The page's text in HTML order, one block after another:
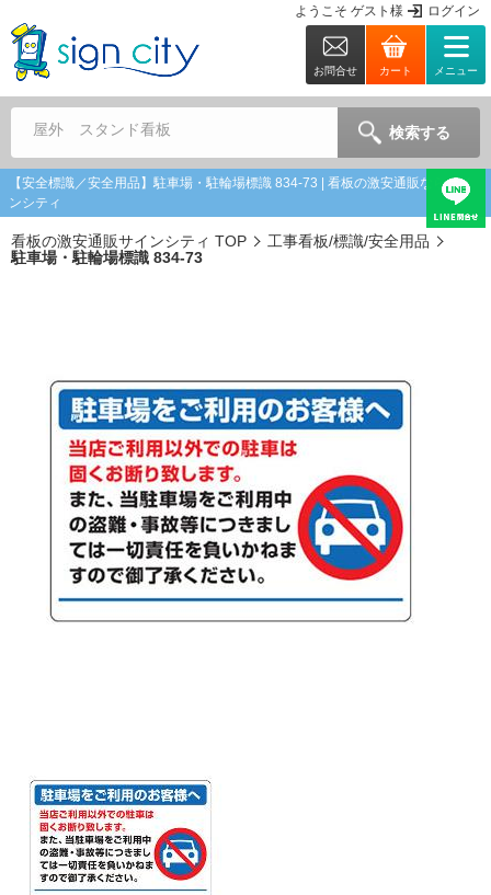
ようこそ ゲスト 様 ログイン
お問合せ カート メニュー
屋外 スタンド看板 検索する
【安全標識／安全用品】駐車場・駐輪場標識 834-73 | 看板の激安通販ならサイ
ンシティ
看板の激安通販サインシティ TOP
工事看板/標識/安全用品
駐車場・駐輪場標識 834-73